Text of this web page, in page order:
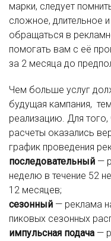
марки, следует
сложное, длительное
обращаться в
помогать вам с её
за 2 месяца до
Чем больше услуг
будущая кампания,
реализацию. Для
расчеты оказались
график проведения
последовательный —
неделю в течение 52
12 месяцев;
сезонный — реклама
пиковых сезонных
импульсная подача —